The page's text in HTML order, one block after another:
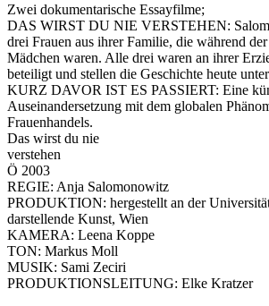
Zwei dokumentarische Essayfilme;
DAS WIRST DU NIE VERSTEHEN:
drei Frauen aus ihrer Familie, die während
Mädchen waren. Alle drei waren an ihrer
beteiligt und stellen die Geschichte heute
KURZ DAVOR IST ES PASSIERT: Eine
Auseinandersetzung mit dem globalen
Frauenhandels.
Das wirst du nie
verstehen
Ö 2003
REGIE: Anja Salomonowitz
PRODUKTION: hergestellt an der
darstellende Kunst, Wien
KAMERA: Leena Koppe
TON: Markus Moll
MUSIK: Sami Zeciri
PRODUKTIONSLEITUNG: Elke Kratzer